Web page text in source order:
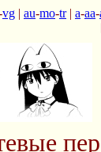
vg | au-mo-tr| a-aa-